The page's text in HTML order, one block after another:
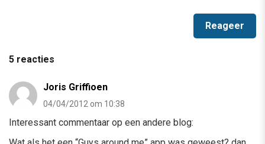
5 reacties
Joris Griffioen
04/04/2012 om 10:38
Interessant commentaar op een andere blog: